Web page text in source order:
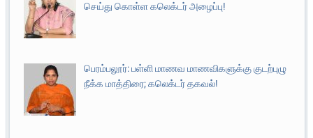
செய்து கொள்ள கலெக்டர் அழைப்பு!
பெரம்பலூர்: பள்ளி மாணவ மாணவிகளுக்கு குடற்புழு
நீக்க மாத்திரை; கலெக்டர் தகவல்!